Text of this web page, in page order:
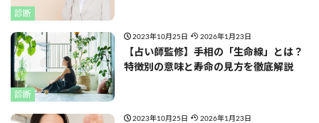
診断
診断
2023年10月25日 2026年1月23日
【占い師監修】手相の「生命線」とは？
特徴別の意味と寿命の見方を徹底解説
2023年10月25日 2026年1月23日